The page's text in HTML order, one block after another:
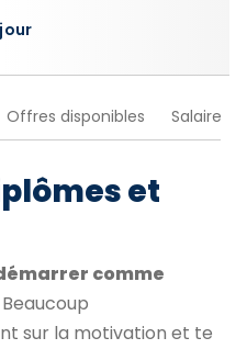
Offres disponibles Salaire
et
comme
Beaucoup
sur la motivation et te